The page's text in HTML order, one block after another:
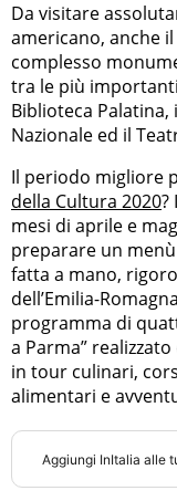
Da visitare
americano, anche
complesso
tra le più
Biblioteca Palatina,
Nazionale ed il
Il periodo migliore
della Cultura 2020?
mesi di aprile e
preparare un
fatta a mano,
dell’Emilia-
programma di
a Parma” realizzato
in tour culinari,
alimentari e
Aggiungi InItalia alle